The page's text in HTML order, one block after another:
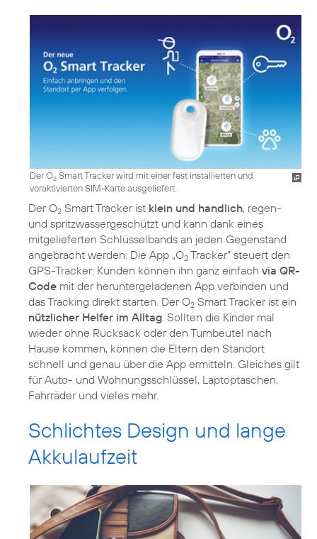
Der O2 Smart Tracker wird mit einer fest installierten und
voraktivierten SIM-Karte ausgeliefert.
Der O2 Smart Tracker ist klein und handlich, regen-
und spritzwassergeschützt und kann dank eines
mitgelieferten Schlüsselbands an jeden Gegenstand
angebracht werden. Die App „O2 Tracker“ steuert den
GPS-Tracker: Kunden können ihn ganz einfach via QR-
Code mit der heruntergeladenen App verbinden und
das Tracking direkt starten. Der O2 Smart Tracker ist ein
nützlicher Helfer im Alltag: Sollten die Kinder mal
wieder ohne Rucksack oder den Turnbeutel nach
Hause kommen, können die Eltern den Standort
schnell und genau über die App ermitteln. Gleiches gilt
für Auto- und Wohnungsschlüssel, Laptoptaschen,
Fahrräder und vieles mehr.
Schlichtes Design und lange
Akkulaufzeit